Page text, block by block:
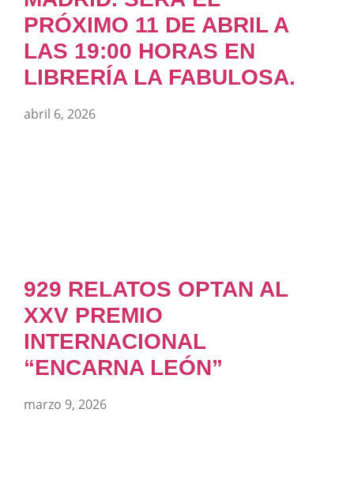
PRÓXIMO 11 DE ABRIL A
LAS 19:00 HORAS EN
LIBRERÍA LA FABULOSA.
abril 6, 2026
929 RELATOS OPTAN AL
XXV PREMIO
INTERNACIONAL
“ENCARNA LEÓN”
marzo 9, 2026